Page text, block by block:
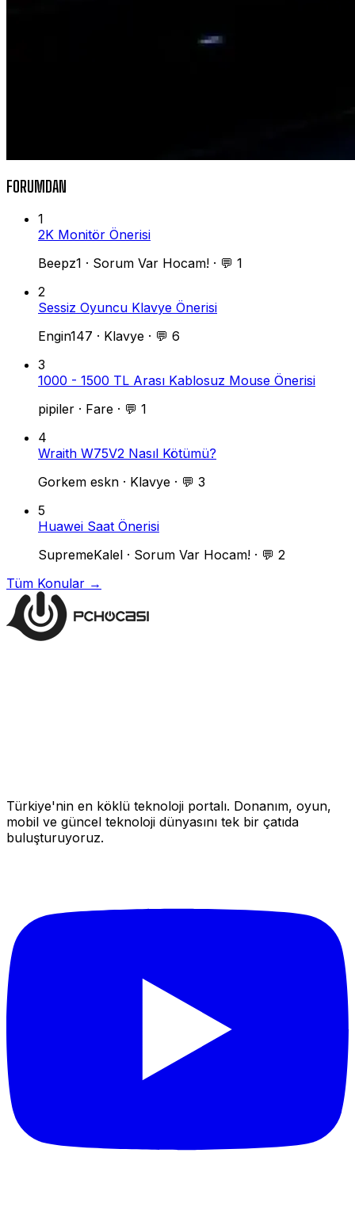
FORUMDAN
1
2K Monitör Önerisi
Beepz1 · Sorum Var Hocam! · 💬 1
2
Sessiz Oyuncu Klavye Önerisi
Engin147 · Klavye · 💬 6
3
1000 - 1500 TL Arası Kablosuz Mouse Önerisi
pipiler · Fare · 💬 1
4
Wraith W75V2 Nasıl Kötümü?
Gorkem eskn · Klavye · 💬 3
5
Huawei Saat Önerisi
SupremeKalel · Sorum Var Hocam! · 💬 2
Tüm Konular →
Türkiye'nin en köklü teknoloji portalı. Donanım, oyun,
mobil ve güncel teknoloji dünyasını tek bir çatıda
buluşturuyoruz.